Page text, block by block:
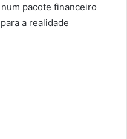
pacote financeiro
a realidade